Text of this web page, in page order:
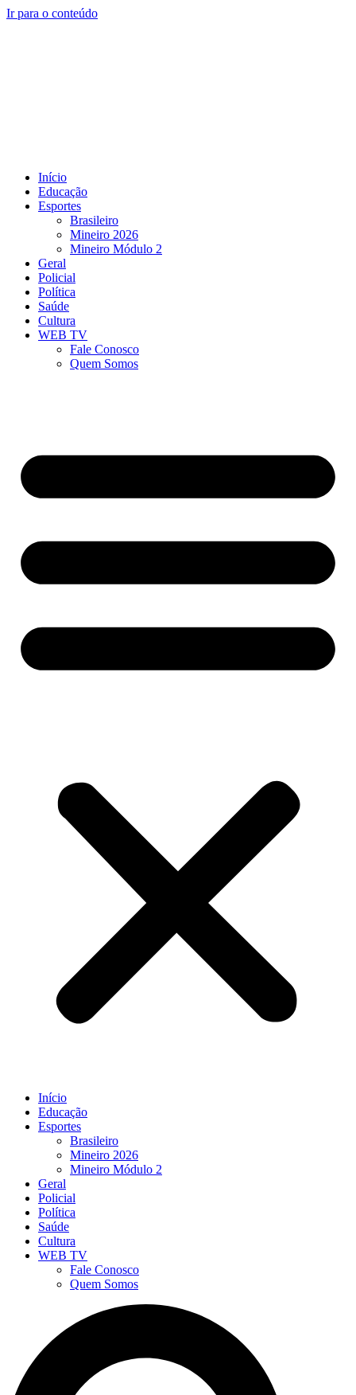
Ir para o conteúdo
Início
Educação
Esportes
Brasileiro
Mineiro 2026
Mineiro Módulo 2
Geral
Policial
Política
Saúde
Cultura
WEB TV
Fale Conosco
Quem Somos
Início
Educação
Esportes
Brasileiro
Mineiro 2026
Mineiro Módulo 2
Geral
Policial
Política
Saúde
Cultura
WEB TV
Fale Conosco
Quem Somos